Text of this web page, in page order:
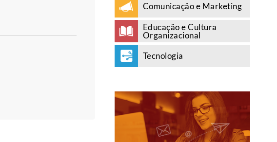
Comunicação e Marketing
Educação e Cultura
Organizacional
Tecnologia